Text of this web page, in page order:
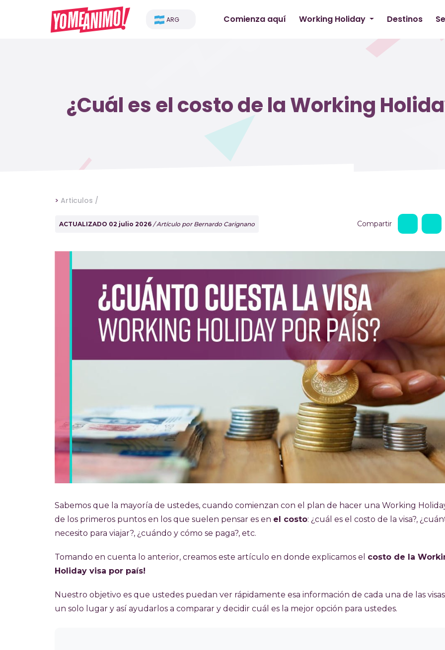
ARG Comienza aquí Working Holiday Destinos
¿Cuál es el costo de la Working
> Articulos /
ACTUALIZADO 02 julio 2026 / Artículo por Bernardo Carignano Compartir
Sabemos que la mayoría de ustedes, cuando comienzan con el plan de hacer una Working
de los primeros puntos en los que suelen pensar es en el costo: ¿cuál es el costo de la visa?,
necesito para viajar?, ¿cuándo y cómo se paga?, etc.
Tomando en cuenta lo anterior, creamos este artículo en donde explicamos el costo de la
Holiday visa por país!
Nuestro objetivo es que ustedes puedan ver rápidamente esa información de cada una de las
un solo lugar y así ayudarlos a comparar y decidir cuál es la mejor opción para ustedes.